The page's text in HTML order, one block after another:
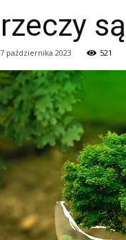
października 2023 521